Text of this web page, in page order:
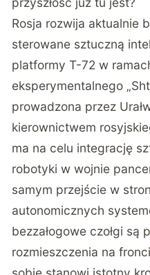
Rosja rozwija aktualnie
sterowane sztuczną
platformy T-72 w
eksperymentalnego
prowadzona przez
kierownictwem
ma na celu integrację
robotyki w wojnie
samym przejście w
autonomicznych
bezzałogowe czołgi
rozmieszczenia na